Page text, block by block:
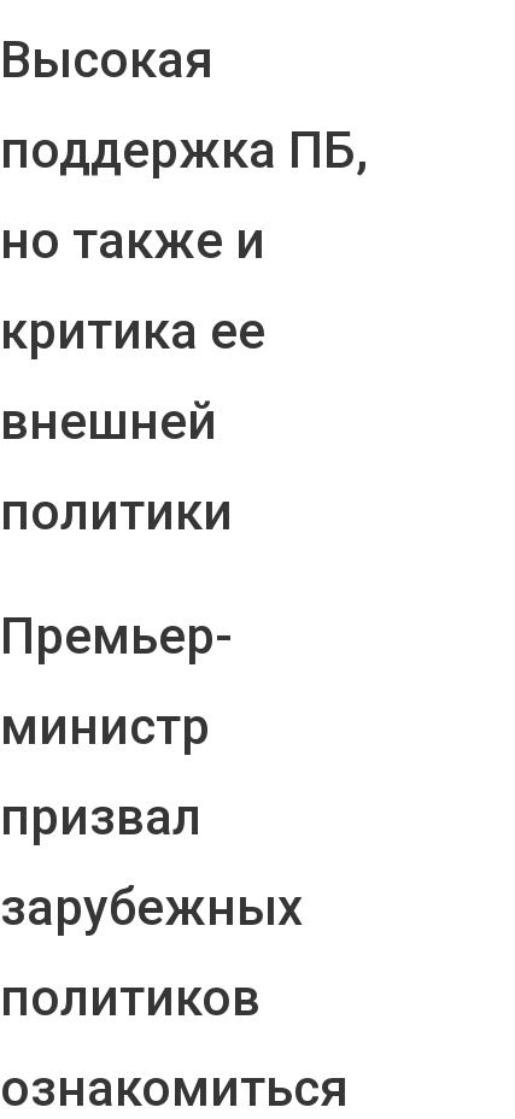
Высокая
поддержка ПБ,
но также и
критика ее
внешней
политики
Премьер-
министр
призвал
зарубежных
политиков
ознакомиться